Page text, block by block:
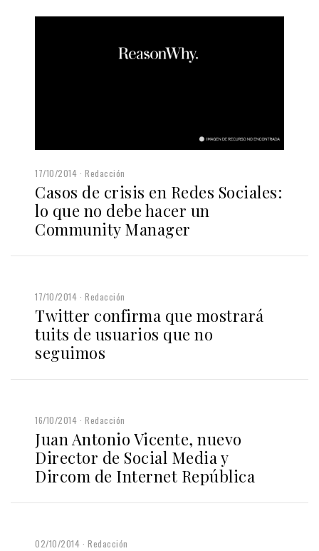
17/10/2014 Redacción
Casos de crisis en Redes Sociales:
lo que no debe hacer un
Community Manager
17/10/2014 Redacción
Twitter confirma que mostrará
tuits de usuarios que no
seguimos
16/10/2014 Redacción
Juan Antonio Vicente, nuevo
Director de Social Media y
Dircom de Internet República
02/10/2014 Redacción